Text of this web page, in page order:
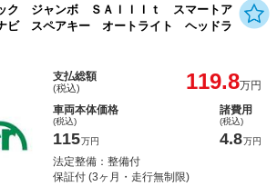
ク ジャンボ ＳＡＩＩＩｔ スマートア
ビ スペアキー オートライト ヘッドラ
支払総額
(税込) 119.8万円
車両本体価格
(税込)
115万円
諸費用
(税込)
4.8万円
法定整備：整備付
保証付 (3ヶ月・走行無制限)